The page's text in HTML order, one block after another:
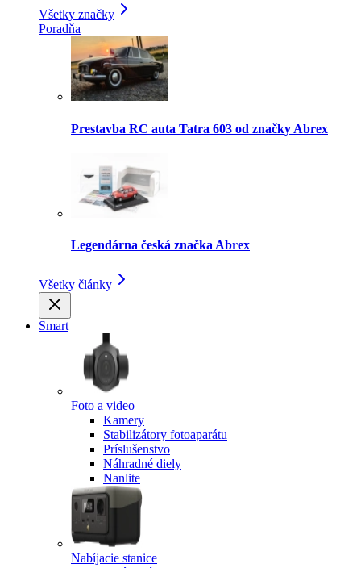
Všetky značky
Poradňa
Prestavba RC auta Tatra 603 od značky Abrex
Legendárna česká značka Abrex
Všetky články
Smart
Foto a video
Kamery
Stabilizátory fotoaparátu
Príslušenstvo
Náhradné diely
Nanlite
Nabíjacie stanice